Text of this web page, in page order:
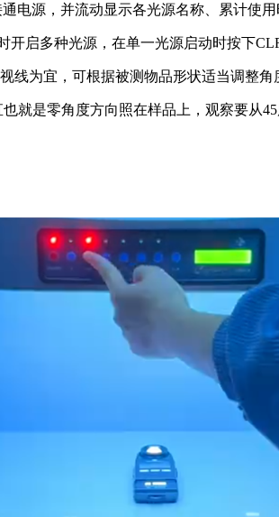
电源，并流动显示各光源名称、累计使
开启多种光源，在单一光源启动时按下
线为宜，可根据被测物品形状适当调整角
就是零角度方向照在样品上，观察要从